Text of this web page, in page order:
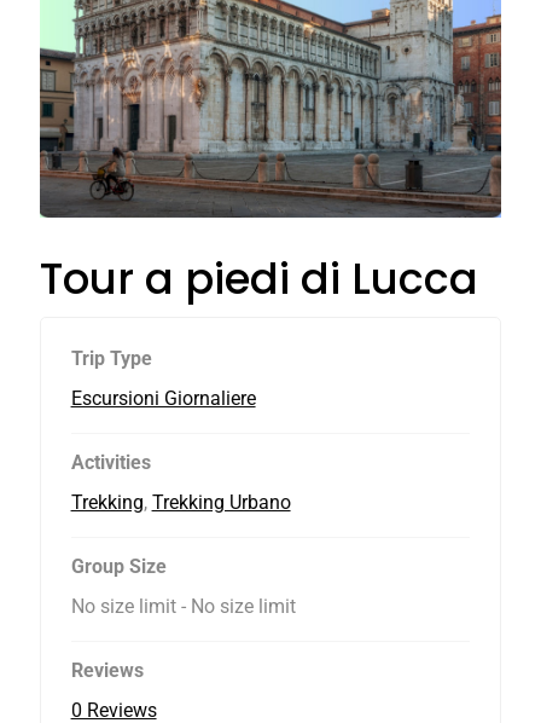
Tour a piedi di Lucca
Trip Type
Escursioni Giornaliere
Activities
Trekking, Trekking Urbano
Group Size
No size limit - No size limit
Reviews
0 Reviews